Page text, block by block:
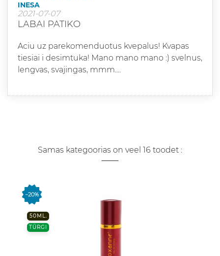
INESA
2021-07-07
LABAI PATIKO
Aciu uz parekomenduotus kvepalus! Kvapas
tiesiai i desimtuka! Mano mano mano :) svelnus,
lengvas, svajingas, mmm....
Samas kategoorias on veel 16 toodet :
−20%
50ML.
TÜRGI